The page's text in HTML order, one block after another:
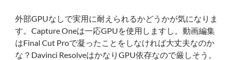
外部GPUなしで実用に耐えられるかどうかが気になりま
す。Capture Oneは一応GPUを使用しますし。動画編集
はFinal Cut Proで凝ったことをしなければ大丈夫なのか
な？Davinci ResolveはかなりGPU依存なので厳しそう。